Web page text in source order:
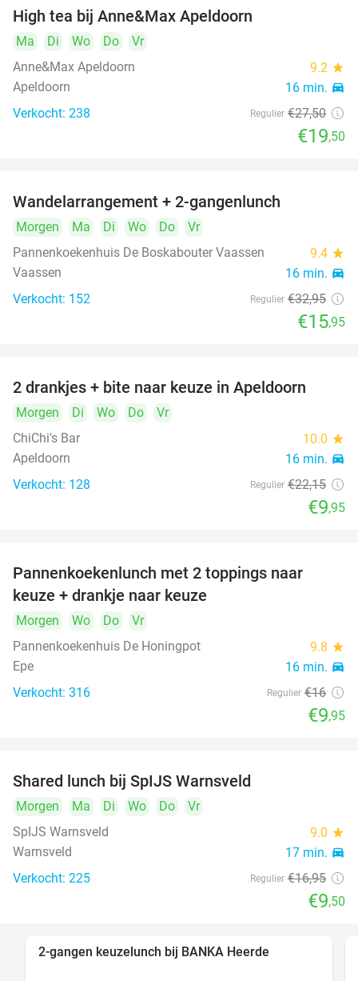
FULL
High tea bij Anne&Max Apeldoorn
Ma Di Wo Do
Vr
Anne&Max Apeldoorn
9.2 star
Apeldoorn 16 min. directions_car
Verkocht: 238 Regulier €27,50
€19,50
FULL
Wandelarrangement + 2-gangenlunch
Morgen Ma Di Wo Do
Vr
Pannenkoekenhuis De Boskabouter Vaassen
9.4 star
Vaassen 16 min. directions_car
Verkocht: 152 Regulier €32,95
€15,95
FULL
2 drankjes + bite naar keuze in Apeldoorn
Morgen Di Wo Do
Vr
ChiChi's Bar
10.0 star
Apeldoorn 16 min. directions_car
Verkocht: 128 Regulier €22,15
€9,95
FULL
Pannenkoekenlunch met 2 toppings naar
keuze + drankje naar keuze
Morgen Wo Do
Vr
Pannenkoekenhuis De Honingpot
9.8 star
Epe 16 min. directions_car
Verkocht: 316 Regulier €16
€9,95
FULL
Shared lunch bij SpIJS Warnsveld
Morgen Ma Di Wo Do
Vr
SpIJS Warnsveld
9.0 star
Warnsveld 17 min. directions_car
Verkocht: 225 Regulier €16,95
€9,50
2-gangen keuzelunch bij BANKA Heerde